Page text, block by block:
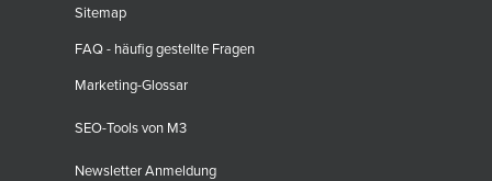
Sitemap
FAQ - häufig gestellte Fragen
Marketing-Glossar
SEO-Tools von M3
Newsletter Anmeldung